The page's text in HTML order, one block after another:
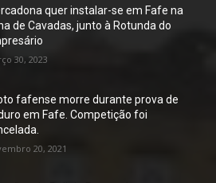
quer instalar-se em Fafe na
de Cavadas, junto à Rotunda do
30, 2023
fafense morre durante prova de
em Fafe. Competição foi
20, 2021